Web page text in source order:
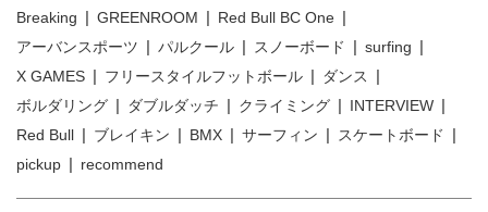
Breaking
GREENROOM
Red Bull BC One
アーバンスポーツ
パルクール スノーボード
surfing
X GAMES
フリースタイルフットボール
ダンス
ボルダリング
ダブルダッチ クライミング
INTERVIEW
Red Bull
ブレイキン BMX サーフィン
スケートボード
pickup
recommend